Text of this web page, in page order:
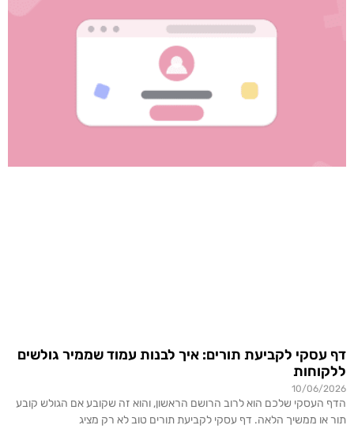
דף עסקי לקביעת תורים: איך לבנות עמוד שממיר גולשים
ללקוחות
10/06/2026
הדף העסקי שלכם הוא לרוב הרושם הראשון, והוא זה שקובע אם הגולש קובע
תור או ממשיך הלאה. דף עסקי לקביעת תורים טוב לא רק מציג